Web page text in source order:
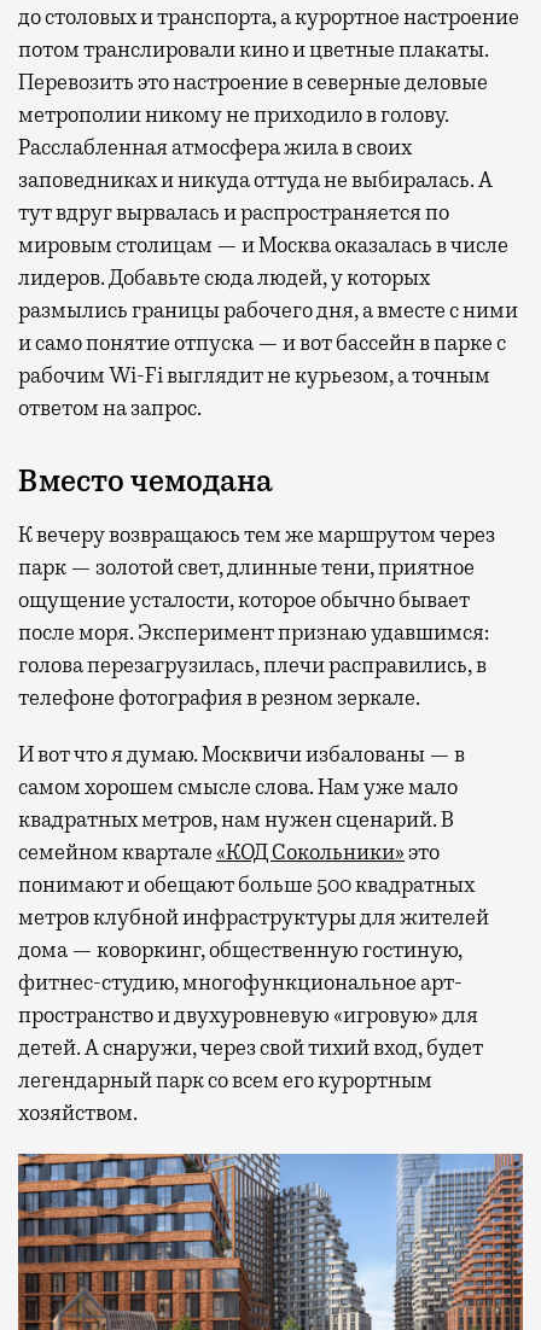
до столовых и транспорта, а курортное настроение
потом транслировали кино и цветные плакаты.
Перевозить это настроение в северные деловые
метрополии никому не приходило в голову.
Расслабленная атмосфера жила в своих
заповедниках и никуда оттуда не выбиралась. А
тут вдруг вырвалась и распространяется по
мировым столицам — и Москва оказалась в числе
лидеров. Добавьте сюда людей, у которых
размылись границы рабочего дня, а вместе с ними
и само понятие отпуска — и вот бассейн в парке с
рабочим Wi-Fi выглядит не курьезом, а точным
ответом на запрос.
Вместо чемодана
К вечеру возвращаюсь тем же маршрутом через
парк — золотой свет, длинные тени, приятное
ощущение усталости, которое обычно бывает
после моря. Эксперимент признаю удавшимся:
голова перезагрузилась, плечи расправились, в
телефоне фотография в резном зеркале.
И вот что я думаю. Москвичи избалованы — в
самом хорошем смысле слова. Нам уже мало
квадратных метров, нам нужен сценарий. В
семейном квартале«КОД Сокольники»это
понимают и обещают больше 500 квадратных
метров клубной инфраструктуры для жителей
дома — коворкинг, общественную гостиную,
фитнес-студию, многофункциональное арт-
пространство и двухуровневую «игровую» для
детей. А снаружи, через свой тихий вход, будет
легендарный парк со всем его курортным
хозяйством.